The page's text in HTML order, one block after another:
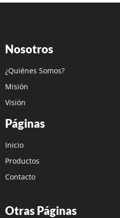
Nosotros
¿Quiénes Somos?
Misión
Visión
Páginas
Inicio
Productos
Contacto
Otras Páginas